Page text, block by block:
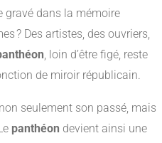
gravé dans la mémoire
? Des artistes, des ouvriers,
, loin d’être figé, reste
de miroir républicain.
seulement son passé, mais
panthéon devient ainsi une